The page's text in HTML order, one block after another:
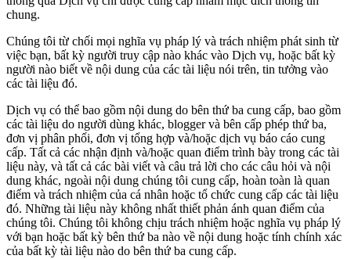
chung.
Chúng tôi từ chối mọi nghĩa vụ pháp lý và trách nhiệm phát sinh từ
việc bạn, bất kỳ người truy cập nào khác vào Dịch vụ, hoặc bất kỳ
người nào biết về nội dung của các tài liệu nói trên, tin tưởng vào
các tài liệu đó.
Dịch vụ có thể bao gồm nội dung do bên thứ ba cung cấp, bao gồm
các tài liệu do người dùng khác, blogger và bên cấp phép thứ ba,
đơn vị phân phối, đơn vị tổng hợp và/hoặc dịch vụ báo cáo cung
cấp. Tất cả các nhận định và/hoặc quan điểm trình bày trong các tài
liệu này, và tất cả các bài viết và câu trả lời cho các câu hỏi và nội
dung khác, ngoài nội dung chúng tôi cung cấp, hoàn toàn là quan
điểm và trách nhiệm của cá nhân hoặc tổ chức cung cấp các tài liệu
đó. Những tài liệu này không nhất thiết phản ánh quan điểm của
chúng tôi. Chúng tôi không chịu trách nhiệm hoặc nghĩa vụ pháp lý
với bạn hoặc bất kỳ bên thứ ba nào về nội dung hoặc tính chính xác
của bất kỳ tài liệu nào do bên thứ ba cung cấp.